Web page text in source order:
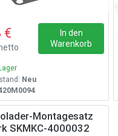
€
In den
Warenkorb
Neu
Montagesatz
SKMKC-4000032